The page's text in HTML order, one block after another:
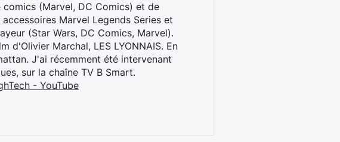
comics (Marvel, DC Comics) et de
Marvel Legends Series et
(Star Wars, DC Comics, Marvel).
d'Olivier Marchal, LES LYONNAIS. En
J'ai récemment été intervenant
sur la chaîne TV B Smart.
- YouTube